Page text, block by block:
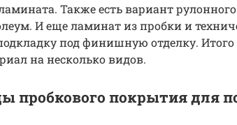
Также есть вариант
И еще ламинат из пробки и
под финишную отделку.
на несколько видов.
пробкового покрытия для